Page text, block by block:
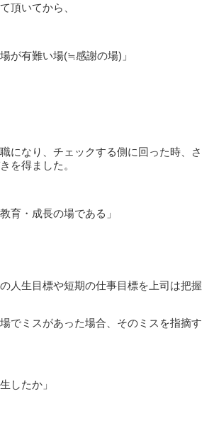
頂いてから、
が有難い場(≒感謝の場)」
になり、チェックする側に回った時、さ
を得ました。
育・成長の場である」
人生目標や短期の仕事目標を上司は把握
でミスがあった場合、そのミスを指摘す
したか」